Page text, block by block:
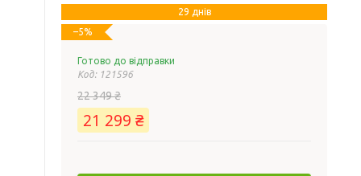
29 днів
–5%
Готово до відправки
Код: 121596
22 349 ₴
21 299 ₴